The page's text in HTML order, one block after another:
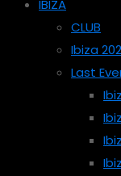
IBIZA
CLUB
Ibiza
Last